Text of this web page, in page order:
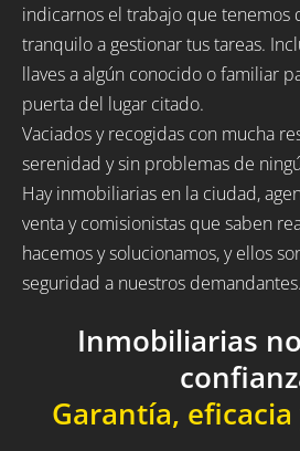
indicarnos el trabajo que tenemos
tranquilo a gestionar tus tareas.
llaves a algún conocido o familiar
puerta del lugar citado.
Vaciados y recogidas con mucha
serenidad y sin problemas de
Hay inmobiliarias en la ciudad,
venta y comisionistas que saben
hacemos y solucionamos, y ellos
seguridad a nuestros demandantes.
Inmobiliarias
Garantía,